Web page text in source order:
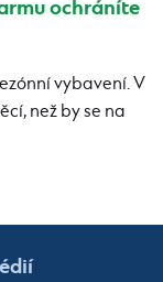
ochráníte
vybavení. V
než by se na